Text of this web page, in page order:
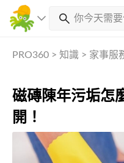
PRO360 > 知識 > 家事服
磁磚陳年污垢怎
開！